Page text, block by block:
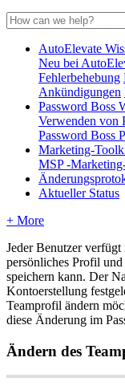
AutoElevate
Neu bei
Fehlerbehebung
Ankündigungen
Password Boss
Verwenden von
Password Boss
Marketing-
MSP -
Aktueller Status
+ More
Jeder Benutzer verfügt
persönliches Profil und
speichern kann. Der
Kontoerstellung
Teamprofil ändern mö
diese Änderung im
Ändern des